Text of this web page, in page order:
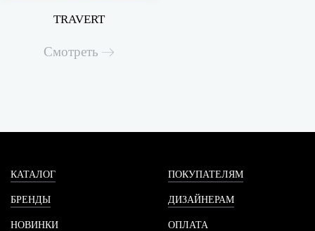
TRAVERT
Смотреть
КАТАЛОГ
БРЕНДЫ
НОВИНКИ
ПОКУПАТЕЛЯМ
ДИЗАЙНЕРАМ
ОПЛАТА